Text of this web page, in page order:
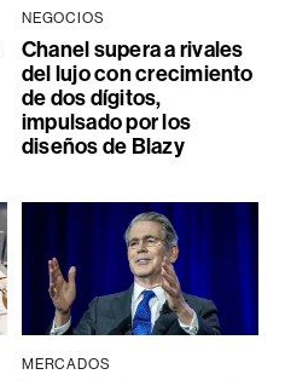
NEGOCIOS
Chanel supera a rivales
del lujo con crecimiento
de dos dígitos,
impulsado por los
diseños de Blazy
MERCADOS